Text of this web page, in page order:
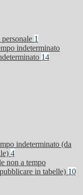
1
indeterminato
14
indeterminato (da
4
non a tempo
in tabelle) 10